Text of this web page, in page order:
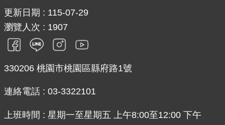
入
口
網
隱
權
策
更新日期
115-07-29
瀏覽人次
1907
330206 桃園市桃園區縣府路1號
連絡電話 : 03-3322101
上班時間 : 星期一至星期五 上午8:00至12:00 下午